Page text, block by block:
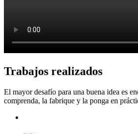
Trabajos realizados
El mayor desafío para una buena idea es
comprenda, la fabrique y la ponga en